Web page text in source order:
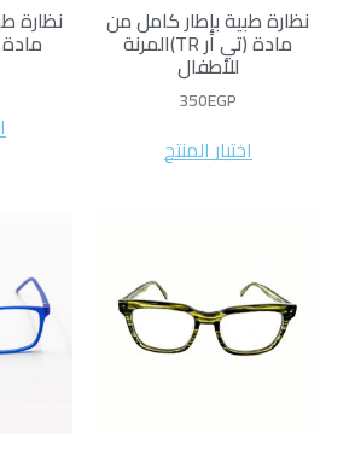
نظارة طبية بإطار كامل من
مادة (تي آر TR)المرنة
للأطفال
350EGP
اختيار المنتج
نظارة
مادة